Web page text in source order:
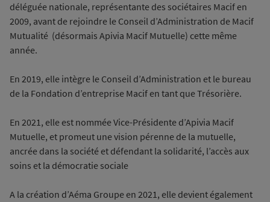
déléguée nationale, représentante des sociétaires Macif en
2009, avant de rejoindre le Conseil d’Administration de Macif
Mutualité (désormais Apivia Macif Mutuelle) cette même
année.
En 2019, elle intègre le Conseil d’Administration et le bureau
de la Fondation d’entreprise Macif en tant que Trésorière.
En 2021, elle est nommée Vice-Présidente d’Apivia Macif
Mutuelle, et promeut une vision pérenne de la mutuelle,
ancrée dans la société et défendant la solidarité, l’accès aux
soins et la démocratie sociale
A la création d’Aéma Groupe en 2021, elle devient également